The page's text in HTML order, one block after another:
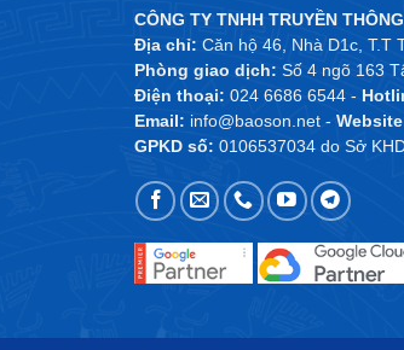
CÔNG TY TNHH TRUYỀN
Địa chỉ: Căn hộ 46, Nhà D1c, T.T
Phòng giao dịch: Số 4 ngõ 163
Điện thoại: 024 6686 6544 -
Email: info@baoson.net-
GPKD số: 0106537034 do Sở